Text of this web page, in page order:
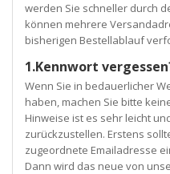
werden Sie schneller durch
können mehrere
bisherigen Bestellablauf
1.Kennwort
Wenn Sie in bedauerlicher
haben, machen Sie bitte
Hinweise ist es sehr leicht
zurückzustellen. Erstens
zugeordnete Emailadresse
Dann wird das neue von